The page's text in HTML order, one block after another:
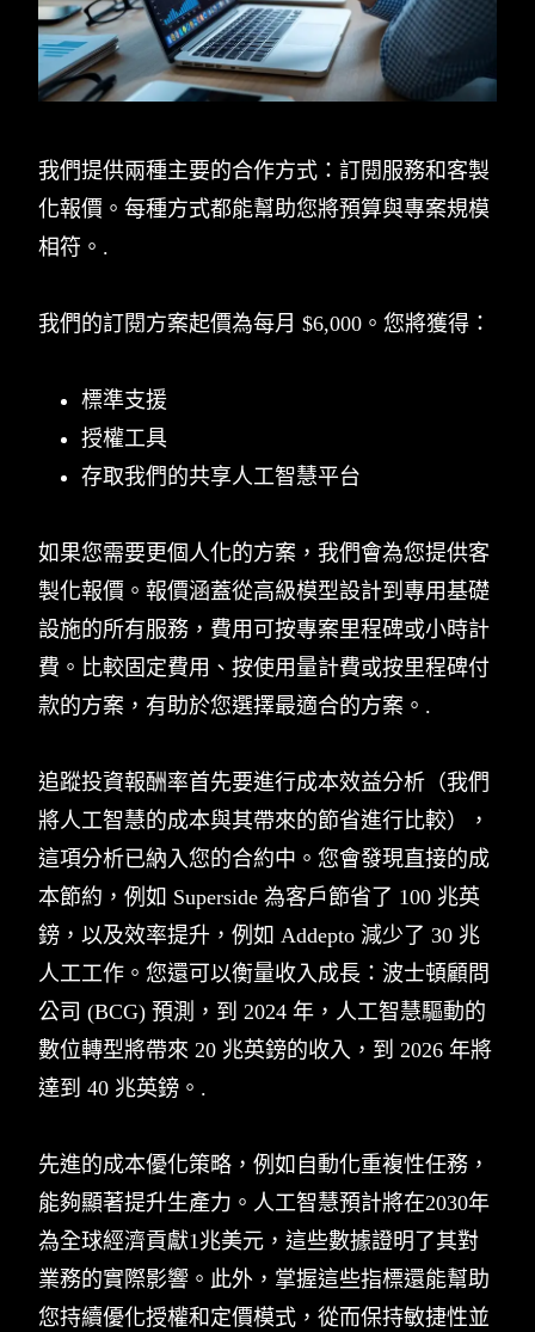
我們提供兩種主要的合作方式：訂閱服務和客製
化報價。每種方式都能幫助您將預算與專案規模
相符。.
我們的訂閱方案起價為每月 $6,000。您將獲得：
標準支援
授權工具
存取我們的共享人工智慧平台
如果您需要更個人化的方案，我們會為您提供客
製化報價。報價涵蓋從高級模型設計到專用基礎
設施的所有服務，費用可按專案里程碑或小時計
費。比較固定費用、按使用量計費或按里程碑付
款的方案，有助於您選擇最適合的方案。.
追蹤投資報酬率首先要進行成本效益分析（我們
將人工智慧的成本與其帶來的節省進行比較），
這項分析已納入您的合約中。您會發現直接的成
本節約，例如 Superside 為客戶節省了 100 兆英
鎊，以及效率提升，例如 Addepto 減少了 30 兆
人工工作。您還可以衡量收入成長：波士頓顧問
公司 (BCG) 預測，到 2024 年，人工智慧驅動的
數位轉型將帶來 20 兆英鎊的收入，到 2026 年將
達到 40 兆英鎊。.
先進的成本優化策略，例如自動化重複性任務，
能夠顯著提升生產力。人工智慧預計將在2030年
為全球經濟貢獻1兆美元，這些數據證明了其對
業務的實際影響。此外，掌握這些指標還能幫助
您持續優化授權和定價模式，從而保持敏捷性並